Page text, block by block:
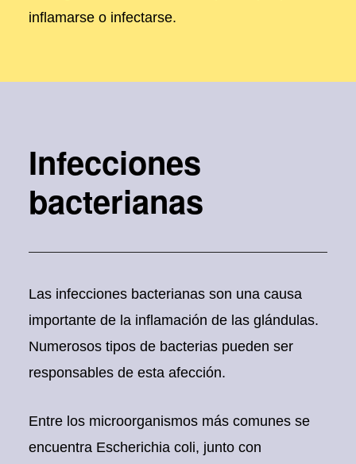
inflamarse o infectarse.
Infecciones
bacterianas
Las infecciones bacterianas son una causa
importante de la inflamación de las glándulas.
Numerosos tipos de bacterias pueden ser
responsables de esta afección.
Entre los microorganismos más comunes se
encuentra Escherichia coli, junto con